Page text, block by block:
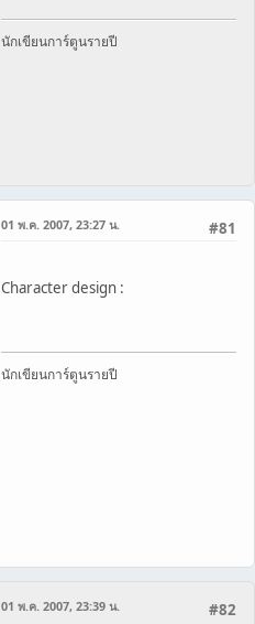
นักเขียนการ์ตูนรายปี
#81
01 พ.ค. 2007, 23:27 น.
Character design :
นักเขียนการ์ตูนรายปี
#82
01 พ.ค. 2007, 23:39 น.